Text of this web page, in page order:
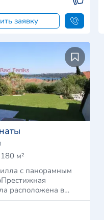
заявку
180 м²
с панорамным
расположена в